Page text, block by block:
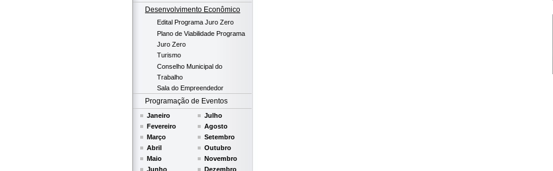
Desenvolvimento Econômico
Edital Programa Juro Zero
Plano de Viabilidade Programa
Juro Zero
Turismo
Conselho Municipal do
Trabalho
Sala do Empreendedor
Programação de Eventos
Janeiro
Fevereiro
Março
Abril
Maio
Junho
Julho
Agosto
Setembro
Outubro
Novembro
Dezembro